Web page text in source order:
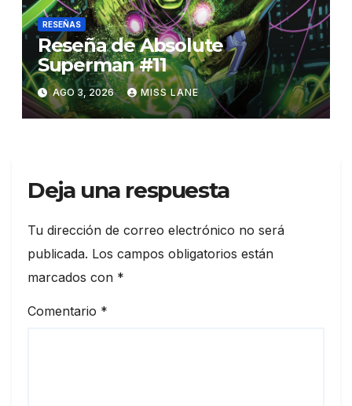
RESEÑAS
Reseña de Absolute
Superman #11
AGO 3, 2026 MISS LANE
Deja una respuesta
Tu dirección de correo electrónico no será
publicada. Los campos obligatorios están
marcados con *
Comentario *